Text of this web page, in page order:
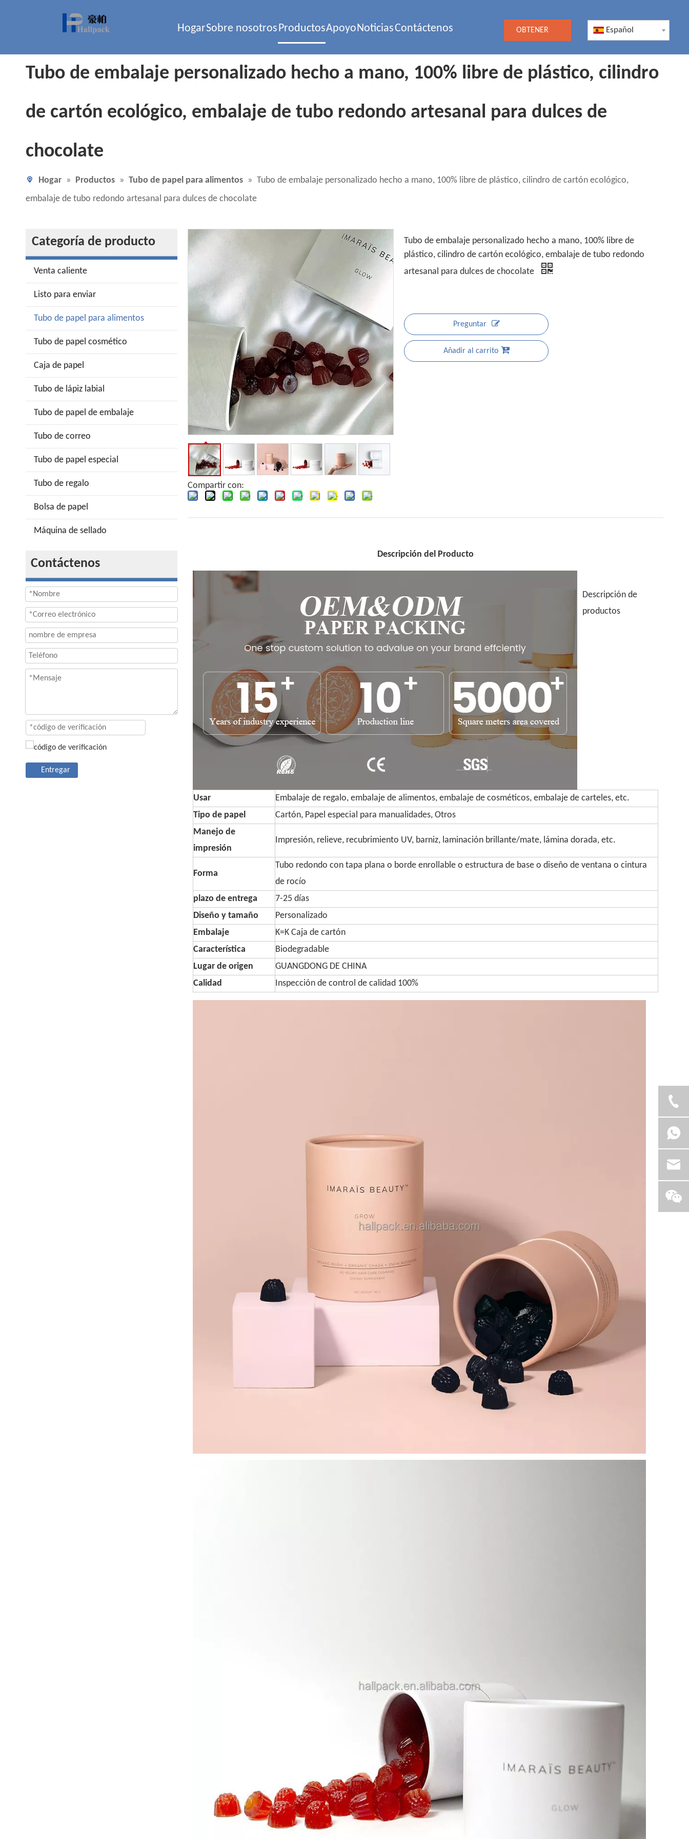
HogarSobre nosotrosProductosApoyoNoticiasContáctenos OBTENER
COTIZACIÓN
Español
Tubo de embalaje personalizado hecho a mano, 100% libre de plástico, cilindro
de cartón ecológico, embalaje de tubo redondo artesanal para dulces de
chocolate
Hogar » Productos » Tubo de papel para alimentos » Tubo de embalaje personalizado hecho a mano, 100% libre de plástico, cilindro de cartón ecológico,
embalaje de tubo redondo artesanal para dulces de chocolate
Categoría de producto
Venta caliente
Listo para enviar
Tubo de papel para alimentos
Tubo de papel cosmético
Caja de papel
Tubo de lápiz labial
Tubo de papel de embalaje
Tubo de correo
Tubo de papel especial
Tubo de regalo
Bolsa de papel
Máquina de sellado
Contáctenos
Entregar
Compartir con:
Tubo de embalaje personalizado hecho a mano, 100% libre de
plástico, cilindro de cartón ecológico, embalaje de tubo redondo
artesanal para dulces de chocolate
Preguntar
Añadir al carrito
Descripción del Producto
Descripción de
productos
Usar
Embalaje de regalo, embalaje de alimentos, embalaje de cosméticos, embalaje de carteles, etc.
Tipo de papel
Cartón, Papel especial para manualidades, Otros
Manejo de
impresión
Impresión, relieve, recubrimiento UV, barniz, laminación brillante/mate, lámina dorada, etc.
Forma
Tubo redondo con tapa plana o borde enrollable o estructura de base o diseño de ventana o cintura
de rocío
plazo de entrega
7-25 días
Diseño y tamaño
Personalizado
Embalaje
K=K Caja de cartón
Característica
Biodegradable
Lugar de origen
GUANGDONG DE CHINA
Calidad
Inspección de control de calidad 100%